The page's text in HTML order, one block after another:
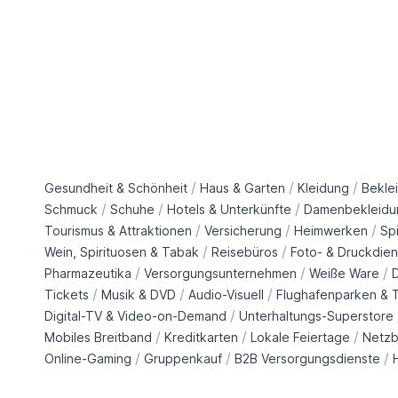
Gesundheit & Schönheit / Haus & Garten / Kleidung /
Schmuck / Schuhe / Hotels & Unterkünfte /
Tourismus & Attraktionen / Versicherung / Heimwerken /
Wein, Spirituosen & Tabak / Reisebüros / Foto- &
Pharmazeutika / Versorgungsunternehmen / Weiße Ware /
Tickets / Musik & DVD / Audio-Visuell / Flughafenparken &
Digital-TV & Video-on-Demand / Unterhaltungs-Superstore
Mobiles Breitband / Kreditkarten / Lokale Feiertage /
Online-Gaming / Gruppenkauf / B2B Versorgungsdienste /